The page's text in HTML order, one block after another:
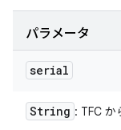
パラメータ
serial
String : TFC か